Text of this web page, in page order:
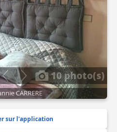
10 photo(s)
CARRERE
sur l'application